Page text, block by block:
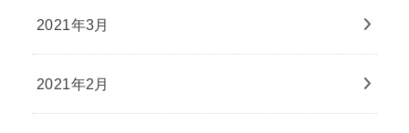
2021年3月
2021年2月